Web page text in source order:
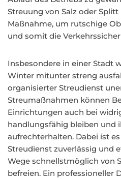
Streuung von Salz oder
Maßnahme, um rutschige
und somit die
Insbesondere in einer Stadt
Winter mitunter streng
organisierter Streudienst
Streumaßnahmen können
Einrichtungen auch bei
handlungsfähig bleiben und
aufrechterhalten. Dabei ist
Streudienst zuverlässig und
Wege schnellstmöglich von
befreien. Ein professioneller